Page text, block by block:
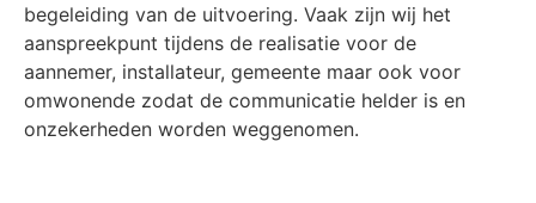
begeleiding van de uitvoering. Vaak zijn wij het
aanspreekpunt tijdens de realisatie voor de
aannemer, installateur, gemeente maar ook voor
omwonende zodat de communicatie helder is en
onzekerheden worden weggenomen.